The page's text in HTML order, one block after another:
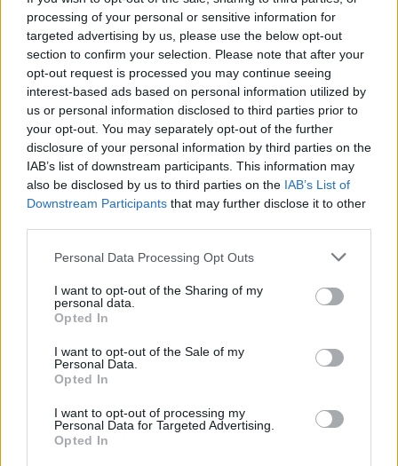
processing of your personal or sensitive information for
targeted advertising by us, please use the below opt-out
section to confirm your selection. Please note that after your
opt-out request is processed you may continue seeing
interest-based ads based on personal information utilized by
us or personal information disclosed to third parties prior to
your opt-out. You may separately opt-out of the further
disclosure of your personal information by third parties on the
IAB’s list of downstream participants. This information may
also be disclosed by us to third parties on the IAB’s List of
Downstream Participants that may further disclose it to other
Personal Data Processing Opt Outs
I want to opt-out of the Sharing of my
personal data.
Opted In
I want to opt-out of the Sale of my
Personal Data.
Opted In
I want to opt-out of processing my
Personal Data for Targeted Advertising.
Opted In
egyetem
felvételi
felvételi 2025